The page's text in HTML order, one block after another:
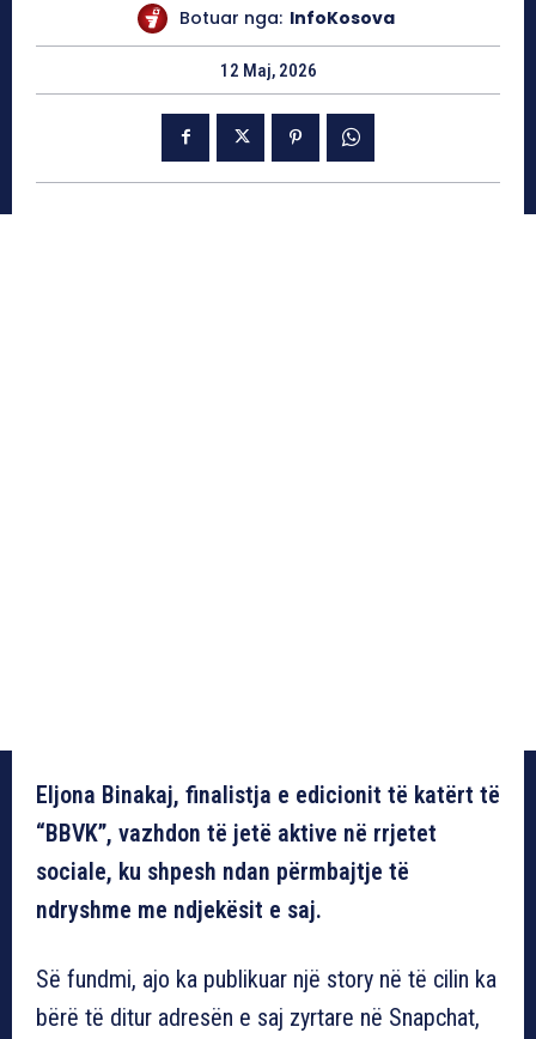
Botuar nga: InfoKosova
12 Maj, 2026
Eljona Binakaj, finalistja e edicionit të katërt të
“BBVK”, vazhdon të jetë aktive në rrjetet
sociale, ku shpesh ndan përmbajtje të
ndryshme me ndjekësit e saj.
Së fundmi, ajo ka publikuar një story në të cilin ka
bërë të ditur adresën e saj zyrtare në Snapchat,